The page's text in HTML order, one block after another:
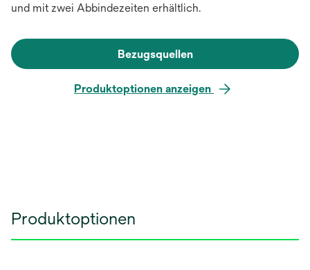
und mit zwei Abbindezeiten erhältlich.
Bezugsquellen
Produktoptionen anzeigen
Produktoptionen